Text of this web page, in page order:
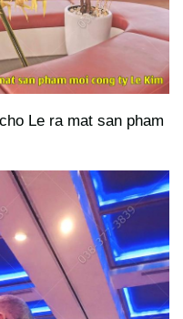
Le ra mat san pham